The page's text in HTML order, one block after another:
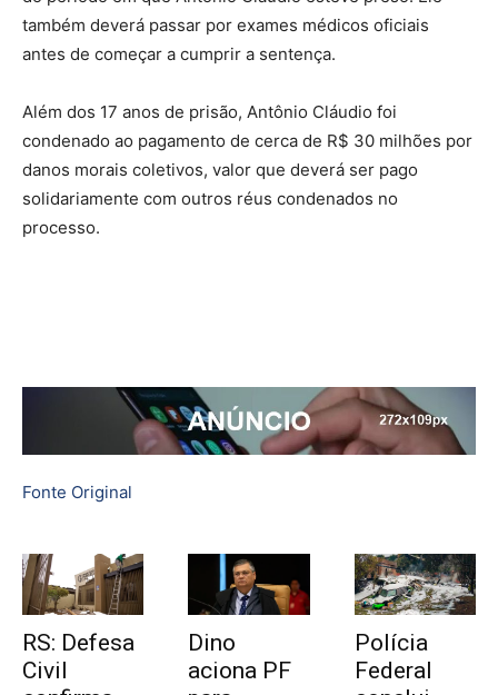
também deverá passar por exames médicos oficiais
antes de começar a cumprir a sentença.
Além dos 17 anos de prisão, Antônio Cláudio foi
condenado ao pagamento de cerca de R$ 30 milhões por
danos morais coletivos, valor que deverá ser pago
solidariamente com outros réus condenados no
processo.
Fonte Original
RS: Defesa
Civil
Dino
aciona PF
Polícia
Federal